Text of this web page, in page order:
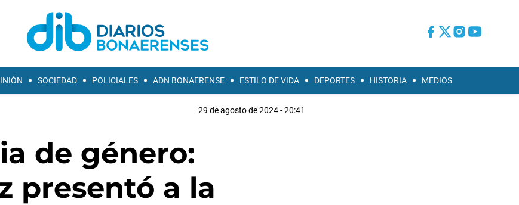
SOCIEDAD POLICIALES ADN BONAERENSE ESTILO DE VIDA DEPORTES HISTORIA MEDIOS
29 de agosto de 2024 - 20:41
de género:
presentó a la